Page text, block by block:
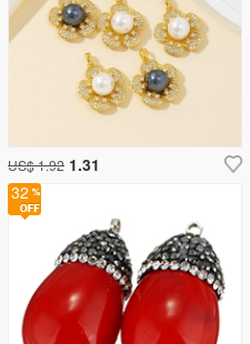
32
US$ 1.92 1.31